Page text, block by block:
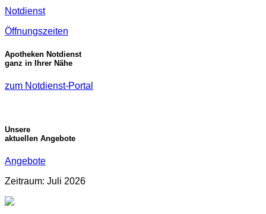
Notdienst
Öffnungszeiten
Apotheken Notdienst
ganz in Ihrer Nähe
zum Notdienst-Portal
Unsere
aktuellen Angebote
Angebote
Zeitraum: Juli 2026